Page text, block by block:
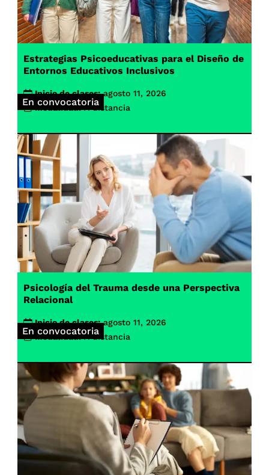
En convocatoria
Estrategias Psicoeducativas para el Diseño de
Entornos Educativos Inclusivos
Inicio de clases: agosto 11, 2026
Modalidad: A distancia
En convocatoria
Psicología del Trauma desde una Perspectiva
Relacional
Inicio de clases: agosto 11, 2026
Modalidad: A distancia